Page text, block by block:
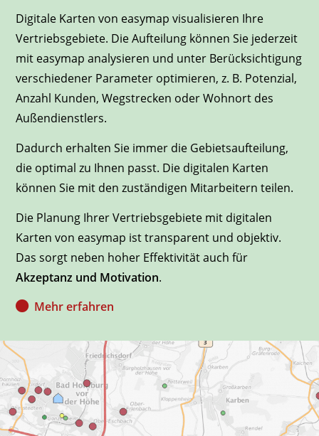
Digitale Karten von easymap visualisieren Ihre
Vertriebsgebiete. Die Aufteilung können Sie jederzeit
mit easymap analysieren und unter Berücksichtigung
verschiedener Parameter optimieren, z. B. Potenzial,
Anzahl Kunden, Wegstrecken oder Wohnort des
Außendienstlers.
Dadurch erhalten Sie immer die Gebietsaufteilung,
die optimal zu Ihnen passt. Die digitalen Karten
können Sie mit den zuständigen Mitarbeitern teilen.
Die Planung Ihrer Vertriebsgebiete mit digitalen
Karten von easymap ist transparent und objektiv.
Das sorgt neben hoher Effektivität auch für
Akzeptanz und Motivation.
Mehr erfahren